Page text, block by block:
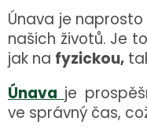
Únava je
našich životů. Je
jak na fyzickou,
Únava je
ve správný čas,